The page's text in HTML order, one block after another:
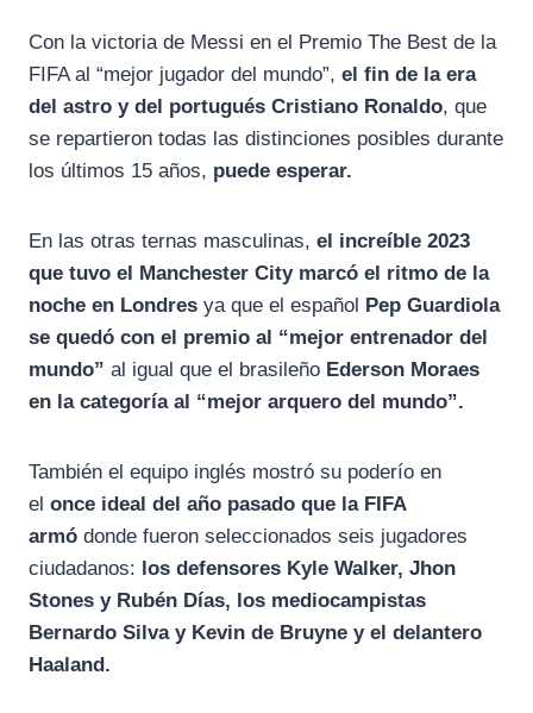
Con la victoria de Messi en el Premio The Best de la
FIFA al “mejor jugador del mundo”, el fin de la era
del astro y del portugués Cristiano Ronaldo, que
se repartieron todas las distinciones posibles durante
los últimos 15 años, puede esperar.
En las otras ternas masculinas, el increíble 2023
que tuvo el Manchester City marcó el ritmo de la
noche en Londres ya que el español Pep Guardiola
se quedó con el premio al “mejor entrenador del
mundo” al igual que el brasileño Ederson Moraes
en la categoría al “mejor arquero del mundo”.
También el equipo inglés mostró su poderío en
el once ideal del año pasado que la FIFA
armó donde fueron seleccionados seis jugadores
ciudadanos: los defensores Kyle Walker, Jhon
Stones y Rubén Días, los mediocampistas
Bernardo Silva y Kevin de Bruyne y el delantero
Haaland.